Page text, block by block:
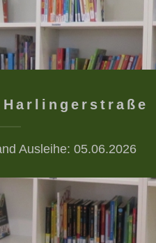
Ausleihe: 05.06.2026